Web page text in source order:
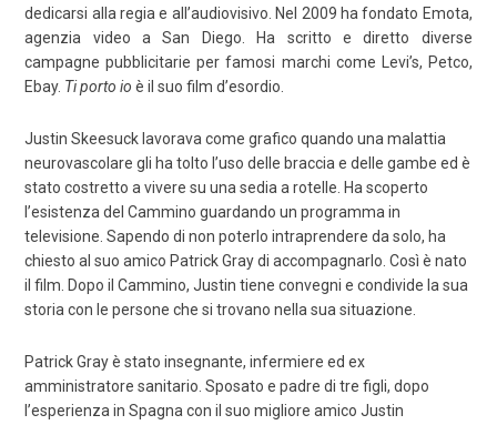
dedicarsi alla regia e all’audiovisivo. Nel 2009 ha fondato Emota,
agenzia video a San Diego. Ha scritto e diretto diverse
campagne pubblicitarie per famosi marchi come Levi’s, Petco,
Ebay. Ti porto io è il suo film d’esordio.
Justin Skeesuck lavorava come grafico quando una malattia
neurovascolare gli ha tolto l’uso delle braccia e delle gambe ed è
stato costretto a vivere su una sedia a rotelle. Ha scoperto
l’esistenza del Cammino guardando un programma in
televisione. Sapendo di non poterlo intraprendere da solo, ha
chiesto al suo amico Patrick Gray di accompagnarlo. Così è nato
il film. Dopo il Cammino, Justin tiene convegni e condivide la sua
storia con le persone che si trovano nella sua situazione.
Patrick Gray è stato insegnante, infermiere ed ex
amministratore sanitario. Sposato e padre di tre figli, dopo
l’esperienza in Spagna con il suo migliore amico Justin